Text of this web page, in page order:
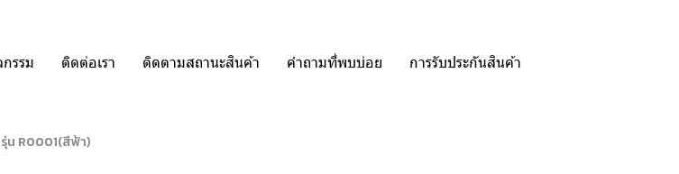
รรม ติดต่อเรา ติดตามสถานะสินค้า คำถามที่พบบ่อย การรับประกันสินค้า
น R0001(สีฟ้า)